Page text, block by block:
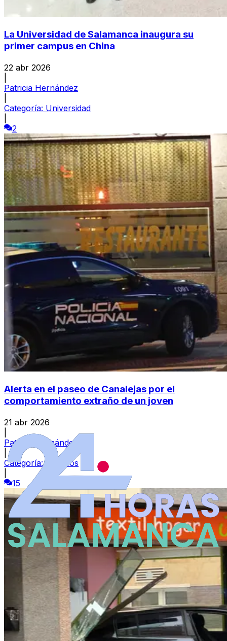
La Universidad de Salamanca inaugura su
primer campus en China
22 abr 2026
Patricia Hernández
Categoría: Universidad
2
Alerta en el paseo de Canalejas por el
comportamiento extraño de un joven
21 abr 2026
Patricia Hernández
Categoría: Sucesos
15